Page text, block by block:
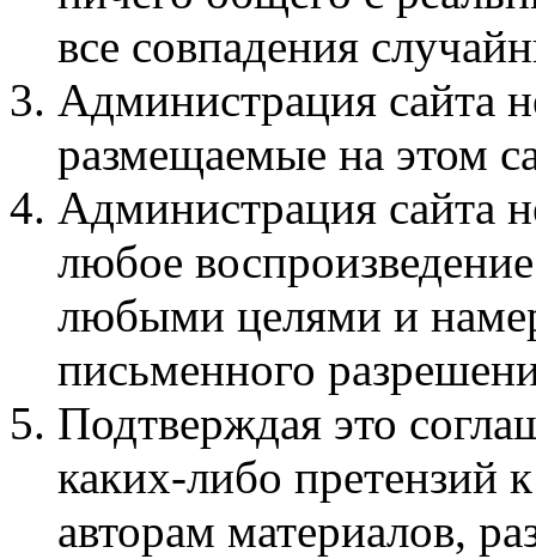
все совпадения
Администрация сайта
размещаемые на этом
Администрация сайта
любое
любыми целями и
письменного
Подтверждая это
каких-либо претензий
авторам материалов,